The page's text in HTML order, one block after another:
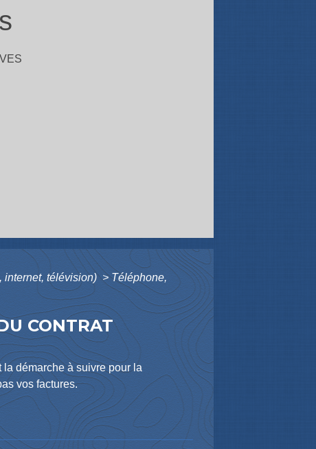
internet, télévision)> Téléphone,
CONTRAT
démarche à suivre pour la
vos factures.